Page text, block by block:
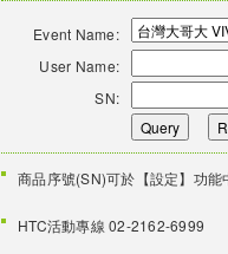
Event Name:
User Name:
SN:
Query
商品序號(SN)可於【設定】功能
HTC活動專線 02-2162-6999